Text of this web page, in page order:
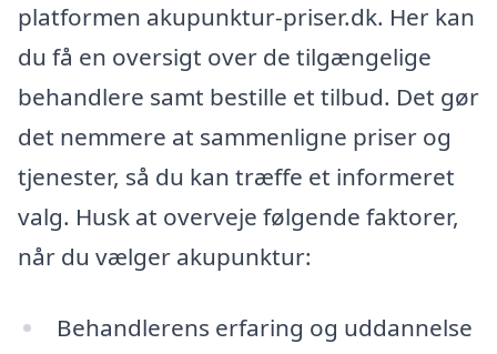
platformen akupunktur-priser.dk. Her kan
du få en oversigt over de tilgængelige
behandlere samt bestille et tilbud. Det gør
det nemmere at sammenligne priser og
tjenester, så du kan træffe et informeret
valg. Husk at overveje følgende faktorer,
når du vælger akupunktur:
Behandlerens erfaring og uddannelse